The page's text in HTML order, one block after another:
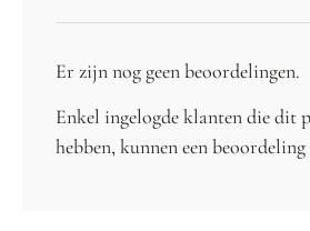
Er zijn nog geen beoordelingen.
Enkel ingelogde klanten die dit
hebben, kunnen een